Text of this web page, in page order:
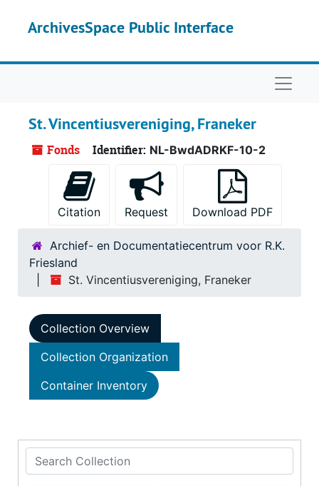
ArchivesSpace Public Interface
St. Vincentiusvereniging, Franeker
Fonds Identifier: NL-BwdADRKF-10-2
Citation Request Download PDF
Archief- en Documentatiecentrum voor R.K.
Friesland
St. Vincentiusvereniging, Franeker
Collection Overview
Collection Organization
Container Inventory
Search Collection